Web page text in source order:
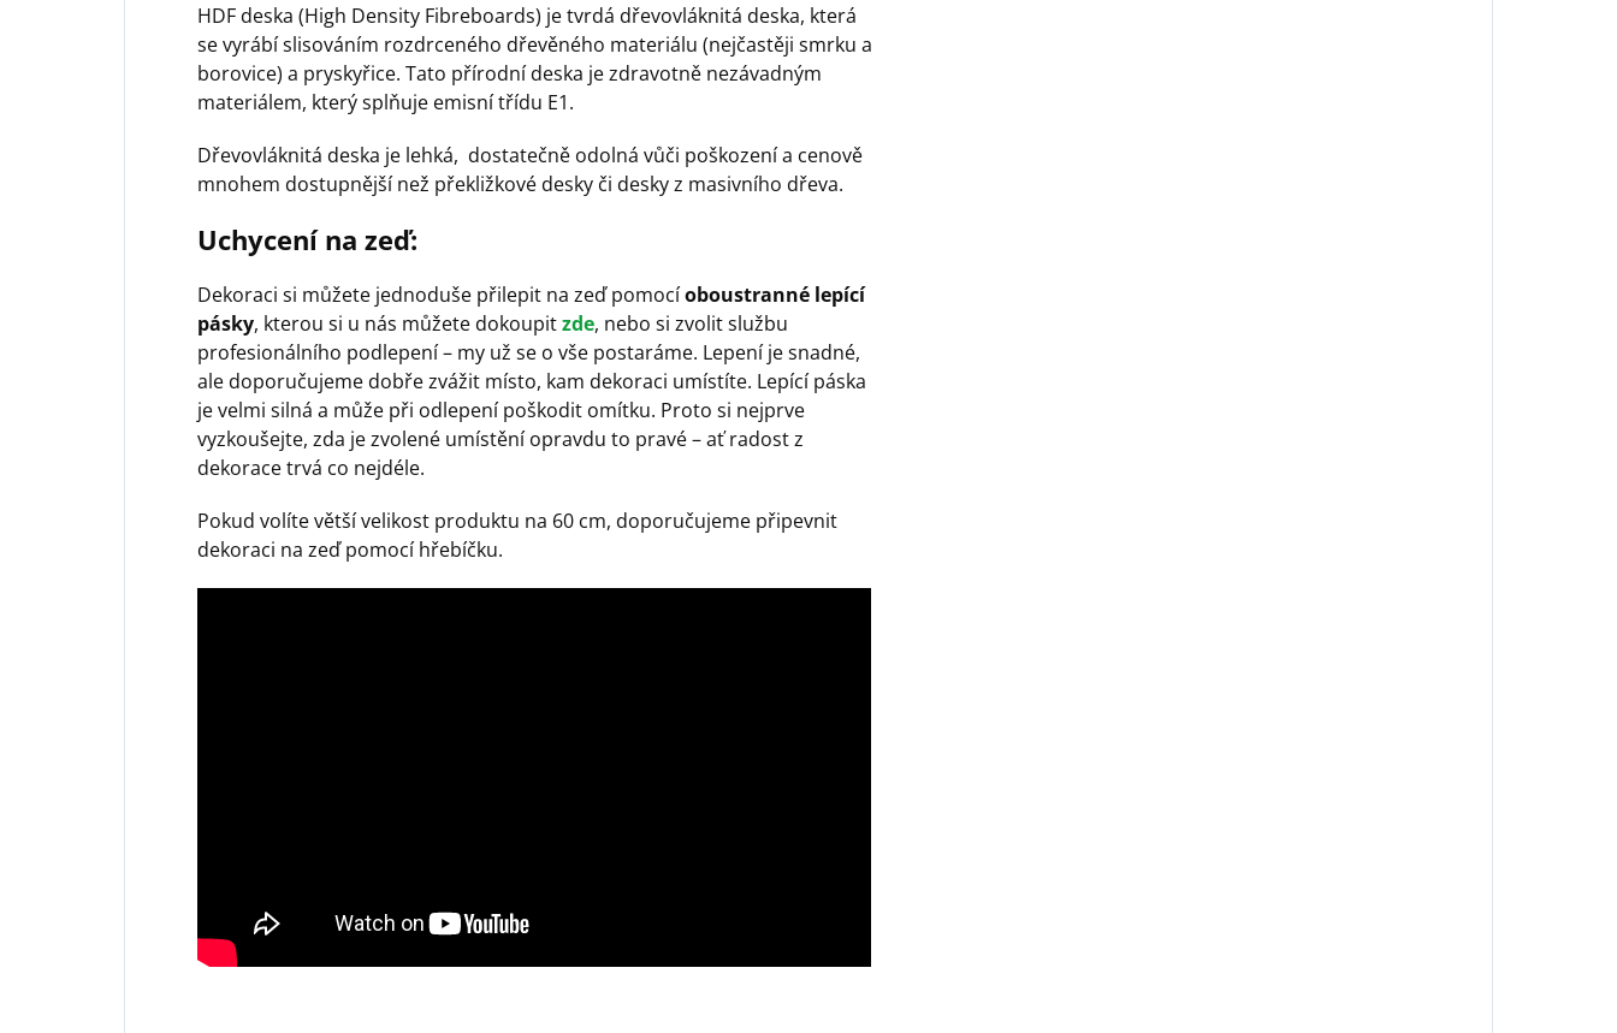
HDF deska (High Density Fibreboards) je tvrdá dřevovláknitá deska, která
se vyrábí slisováním rozdrceného dřevěného materiálu (nejčastěji smrku a
borovice) a pryskyřice. Tato přírodní deska je zdravotně nezávadným
materiálem, který splňuje emisní třídu E1.
Dřevovláknitá deska je lehká, dostatečně odolná vůči poškození a cenově
mnohem dostupnější než překližkové desky či desky z masivního dřeva.
Uchycení na zeď:
Dekoraci si můžete jednoduše přilepit na zeď pomocíoboustranné lepící
pásky, kterou si u nás můžete dokoupitzde, nebo si zvolit službu
profesionálního podlepení – my už se o vše postaráme. Lepení je snadné,
ale doporučujeme dobře zvážit místo, kam dekoraci umístíte. Lepící páska
je velmi silná a může při odlepení poškodit omítku. Proto si nejprve
vyzkoušejte, zda je zvolené umístění opravdu to pravé – ať radost z
dekorace trvá co nejdéle.
Pokud volíte větší velikost produktu na 60 cm, doporučujeme připevnit
dekoraci na zeď pomocí hřebíčku.